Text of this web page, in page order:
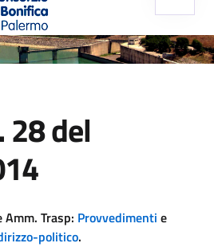
28 del
Trasp: Provvedimenti e
politico.